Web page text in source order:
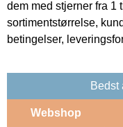
dem med stjerner fra 1
sortimentstørrelse,
betingelser,
Bedst
Webshop